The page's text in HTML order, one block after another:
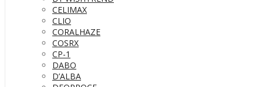
CELIMAX
CLIO
CORALHAZE
COSRX
CP-1
DABO
D’ALBA